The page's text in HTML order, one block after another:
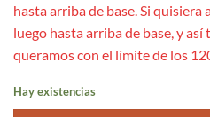
hasta arriba de base. Si quisiera
luego hasta arriba de base, y
queramos con el límite de los
Hay existencias